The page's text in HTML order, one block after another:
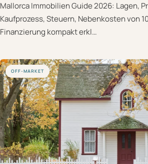
Mallorca Immobilien Guide 2026: Lagen,
Kaufprozess, Steuern, Nebenkosten von
Finanzierung kompakt erkl…
OFF-MARKET